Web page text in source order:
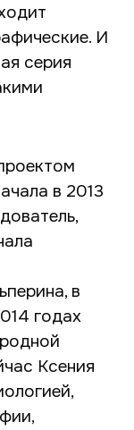
И
серия
в 2013
в
годах
Ксения